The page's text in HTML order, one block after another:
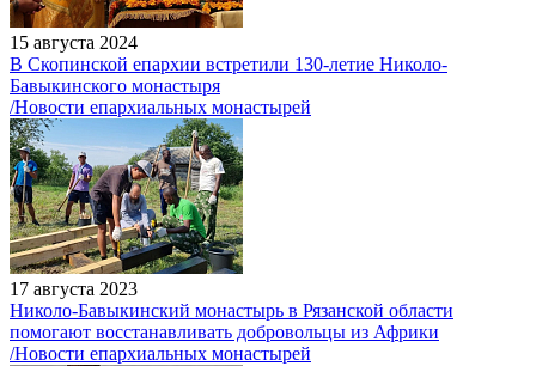
15 августа 2024
В Скопинской епархии встретили 130-летие Николо-
Бавыкинского монастыря
/Новости епархиальных монастырей
17 августа 2023
Николо-Бавыкинский монастырь в Рязанской области
помогают восстанавливать добровольцы из Африки
/Новости епархиальных монастырей